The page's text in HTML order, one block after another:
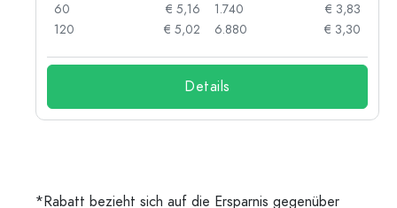
60
€ 5,16
120
€ 5,02
1.740
€ 3,83
6.880
€ 3,30
Details
*Rabatt bezieht sich auf die Ersparnis gegenüber